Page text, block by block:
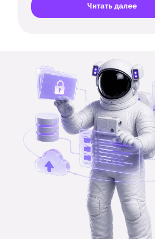
Читать далее